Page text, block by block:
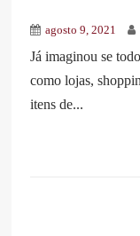
agosto 9, 2021
Já imaginou se
como lojas,
itens de...